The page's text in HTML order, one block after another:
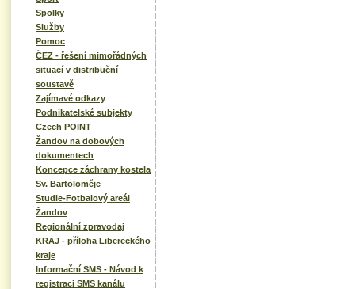
Spolky
Služby
Pomoc
ČEZ - řešení mimořádných
situací v distribuční
soustavě
Zajímavé odkazy
Podnikatelské subjekty
Czech POINT
Žandov na dobových
dokumentech
Koncepce záchrany kostela
Sv. Bartoloměje
Studie-Fotbalový areál
Žandov
Regionální zpravodaj
KRAJ - příloha Libereckého
kraje
Informační SMS - Návod k
registraci SMS kanálu